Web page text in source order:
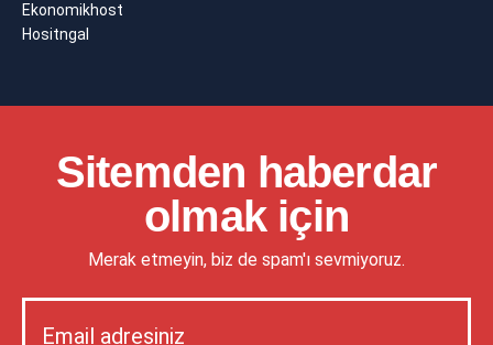
Ekonomikhost
Hositngal
Sitemden haberdar
olmak için
Merak etmeyin, biz de spam'ı sevmiyoruz.